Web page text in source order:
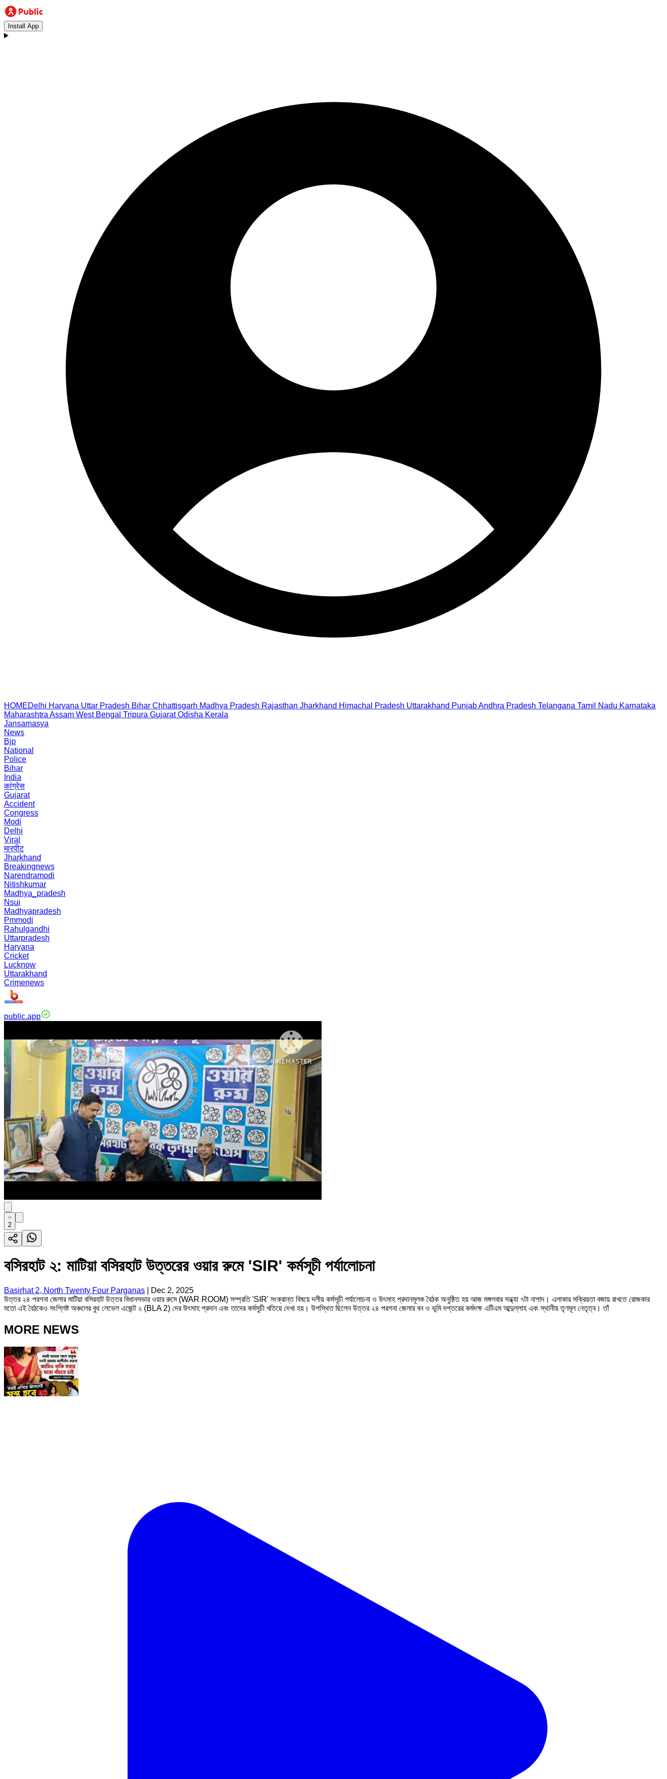
Install App
HOMEDelhi Haryana Uttar Pradesh Bihar Chhattisgarh Madhya Pradesh Rajasthan Jharkhand Himachal Pradesh Uttarakhand PunjabAndhra Pradesh Telangana Tamil Nadu Karnataka
Maharashtra Assam West Bengal Tripura Gujarat Odisha Kerala
Jansamasya
News
Bjp
National
Police
Bihar
India
कांग्रेस
Gujarat
Accident
Congress
Modi
Delhi
Viral
मारपीट
Jharkhand
Breakingnews
Narendramodi
Nitishkumar
Madhya_pradesh
Nsui
Madhyapradesh
Pmmodi
Rahulgandhi
Uttarpradesh
Haryana
Cricket
Lucknow
Uttarakhand
Crimenews
public.app
2
বসিরহাট ২: মাটিয়া বসিরহাট উত্তরের ওয়ার রুমে 'SIR' কর্মসূচী পর্যালোচনা
Basirhat 2, North Twenty Four Parganas
Dec 2, 2025
উত্তর ২৪ পরগনা জেলার মাটিয়া বসিরহাট উত্তর বিধানসভার ওয়ার রুমে (WAR ROOM) সম্প্রতি 'SIR' সংক্রান্ত বিষয়ে দলীয় কর্মসূচী পর্যালোচনা ও উৎসাহ প্রদানমূলক বৈঠক অনুষ্ঠিত হয় আজ মঙ্গলবার সন্ধ্যা ৭টা নাগাদ। এলাকার সক্রিয়তা বজায় রাখতে রোজকার
মতো এই বৈঠকেও সংশ্লিষ্ট অঞ্চলের বুথ লেভেল এজেন্ট ২ (BLA 2) দের উৎসাহ প্রদান এবং তাদের কর্মসুচী খতিয়ে দেখা হয়। উপস্থিত ছিলেন উত্তর ২৪ পরগনা জেলার বন ও ভূমি দপ্তরের কর্মদক্ষ এটিএম আব্দুল্লাহ এবং স্থানীয় তৃণমূল নেতৃত্ব। তাঁ
MORE NEWS